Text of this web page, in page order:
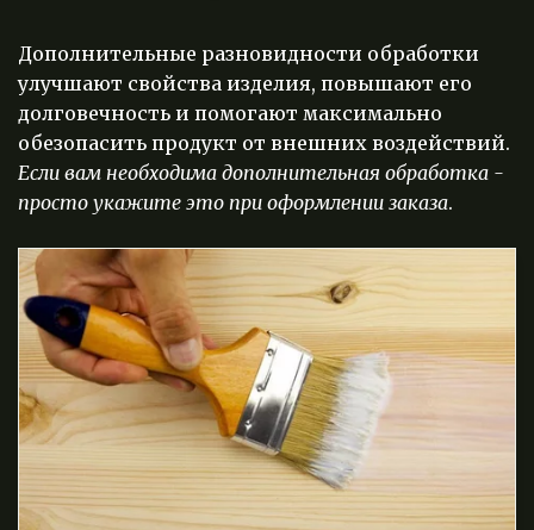
Дополнительные разновидности обработки
улучшают свойства изделия, повышают его
долговечность и помогают максимально
Если вам необходима дополнительная обработка -
просто укажите это при оформлении заказа.